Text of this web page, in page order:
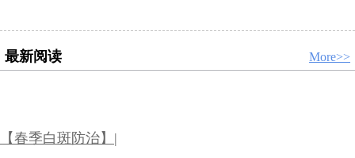
最新阅读 More>>
【春季白斑防治】|